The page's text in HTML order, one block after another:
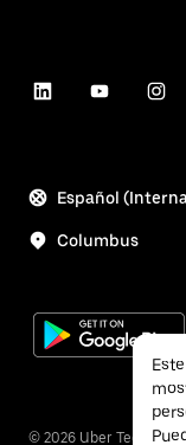
Español
Columbus
© 2026 Uber